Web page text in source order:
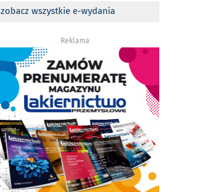
zobacz wszystkie e-wydania
Reklama